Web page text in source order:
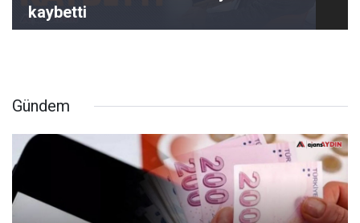
kaybetti
Gündem